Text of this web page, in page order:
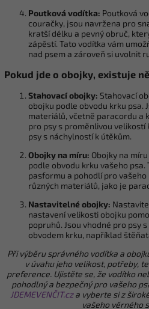
Poutková vodítka: Poutková
couračky, jsou navržena pro
kratší délku a pevný obruč,
zápěstí. Tato vodítka vám
nad psem a zároveň si uvolnit
Pokud jde o obojky, existuje
Stahovací obojky: Stahovací
obojku podle obvodu krku psa.
materiálů, včetně paracordu a
pro psy s proměnlivou
psy s náchylností k útěkům.
Obojky na míru: Obojky na
podle obvodu krku vašeho
pasformu a pohodlí pro
různých materiálů, jako je
Nastavitelné obojky:
nastavení velikosti obojku
popruhů. Jsou vhodné pro psy
obvodem krku, například
Při výběru správného vodítka a
v úvahu jeho velikost, potřeby,
preference. Ujistěte se, že vodítko
pohodlný a bezpečný pro vašeho
JDEMEVENČIT.cza vyberte si z
vašeho věrného